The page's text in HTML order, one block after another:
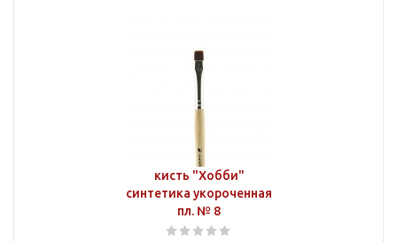
кисть "Хобби"
синтетика укороченная
пл. № 8